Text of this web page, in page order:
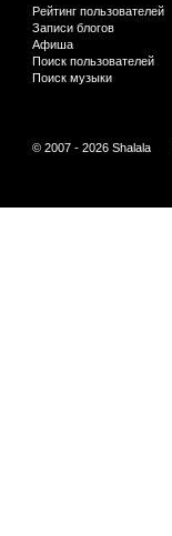
Рейтинг пользователей
Записи блогов
Афиша
Поиск пользователей
Поиск музыки
© 2007 - 2026 Shalala